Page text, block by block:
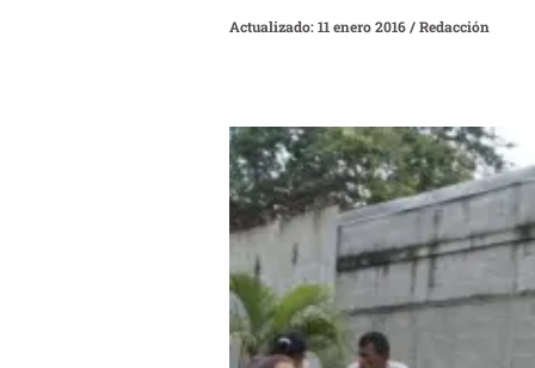
Actualizado: 11 enero 2016/Redacción